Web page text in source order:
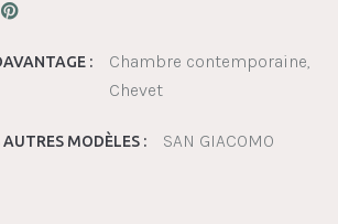
:
Chambre contemporaine
Chevet
MODÈLES : SAN GIACOMO